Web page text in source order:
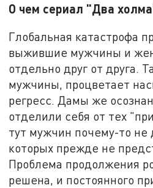
О чем сериал "Два
Глобальная катастрофа
выжившие мужчины и
отдельно друг от друга.
мужчины, процветает
регресс. Дамы же
отделили себя от тех
тут мужчин почему-то не
которых прежде не
Проблема продолжения
решена, и постоянного